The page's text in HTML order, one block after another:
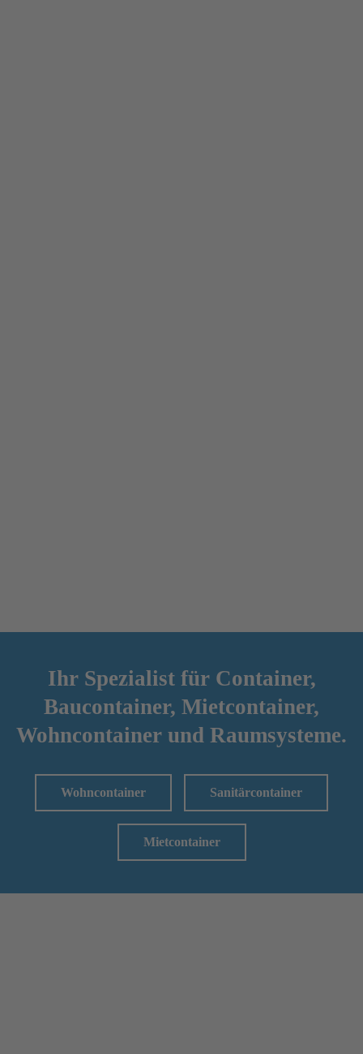
Ihr Spezialist für Container,
Baucontainer, Mietcontainer,
Wohncontainer und Raumsysteme.
Wohncontainer Sanitärcontainer
Mietcontainer